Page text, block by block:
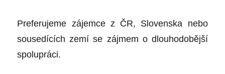
Preferujeme zájemce z ČR, Slovenska nebo
sousedících zemí se zájmem o dlouhodobější
spolupráci.